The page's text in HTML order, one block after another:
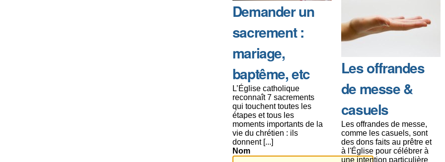
Demander un
sacrement :
mariage,
baptême, etc
L’Église catholique
reconnaît 7 sacrements
qui touchent toutes les
étapes et tous les
moments importants de la
vie du chrétien : ils
donnent [...]
Nom
Les offrandes
de messe &
casuels
Les offrandes de messe,
comme les casuels, sont
des dons faits au prêtre et
à l'Église pour célébrer à
une intention particulière